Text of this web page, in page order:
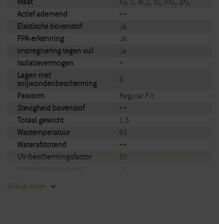
Maat
XS, S, M, L, XL, XXL, 3XL
Actief ademend
++
Elastische bovenstof
Ja
FPA-erkenning
Ja
Impregnering tegen vuil
Ja
Isolatievermogen
+
Lagen met
snijwondenbescherming
8
Pasvorm
Regular Fit
Stevigheid bovenstof
++
Totaal gewicht
1,5
Wastemperatuur
60
Waterafstotend
++
UV-beschermingsfactor
80
Snijprotectieklasse
Bekijk meer